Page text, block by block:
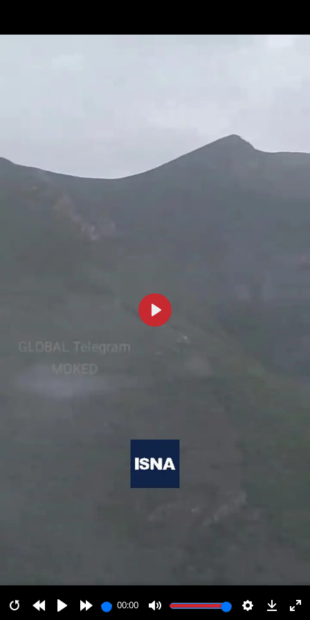
00:00
00:00
پخش